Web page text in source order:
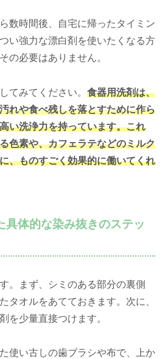
数時間後、自宅に帰ったタイミン
い強力な漂白剤を使いたくなる方
の必要はありません。
てみてください。 食器用洗剤は、
れや食べ残しを落とすために作ら
い洗浄力を持っています。これ
色素や、カフェラテなどのミルク
、ものすごく効果的に働いてくれ
具体的な染み抜きのステッ
。まず、シミのある部分の裏側
タオルをあてておきます。次に、
を少量直接つけます。
使い古しの歯ブラシや布で、上か